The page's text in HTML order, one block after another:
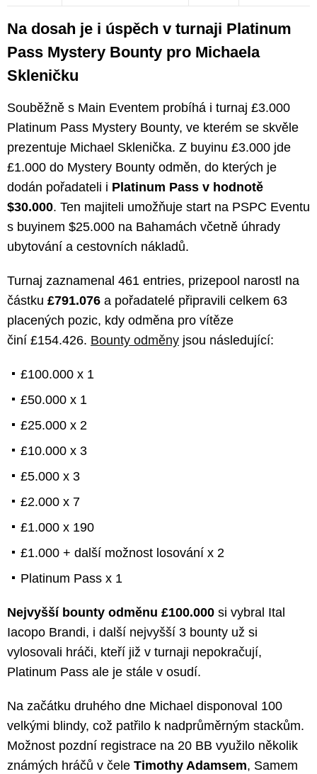
Na dosah je i úspěch v turnaji Platinum
Pass Mystery Bounty pro Michaela
Skleničku
Souběžně s Main Eventem probíhá i turnaj £3.000
Platinum Pass Mystery Bounty, ve kterém se skvěle
prezentuje Michael Sklenička. Z buyinu £3.000 jde
£1.000 do Mystery Bounty odměn, do kterých je
dodán pořadateli i Platinum Pass v hodnotě
$30.000. Ten majiteli umožňuje start na PSPC Eventu
s buyinem $25.000 na Bahamách včetně úhrady
ubytování a cestovních nákladů.
Turnaj zaznamenal 461 entries, prizepool narostl na
částku £791.076 a pořadatelé připravili celkem 63
placených pozic, kdy odměna pro vítěze
činí £154.426. Bounty odměny jsou následující:
£100.000 x 1
£50.000 x 1
£25.000 x 2
£10.000 x 3
£5.000 x 3
£2.000 x 7
£1.000 x 190
£1.000 + další možnost losování x 2
Platinum Pass x 1
Nejvyšší bounty odměnu £100.000 si vybral Ital
Iacopo Brandi, i další nejvyšší 3 bounty už si
vylosovali hráči, kteří již v turnaji nepokračují,
Platinum Pass ale je stále v osudí.
Na začátku druhého dne Michael disponoval 100
velkými blindy, což patřilo k nadprůměrným stackům.
Možnost pozdní registrace na 20 BB využilo několik
známých hráčů v čele Timothy Adamsem, Samem